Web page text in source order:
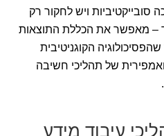
סובייקטיביות ויש לחקור רק
– מאפשר את הכללת התוצאות
הקוגניטיבית
של תהליכי חשיבה
עיבוד מידע